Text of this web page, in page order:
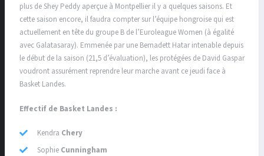
plus de Shey Peddy aperçue à Montpellier il y a quelques saisons. Et
cette saison encore, il faudra compter sur l’équipe hongroise qui est
actuellement en tête du groupe B de l’Euroleague Women (à égalité
avec Galatasaray). Emmenée par une Bernadett Hatar intenable depuis
le début de la saison (21,5 d’évaluation), les protégées de David Gaspar
voudront assurément reprendre leur marche avant ce jeudi face à
Basket Landes.
Effectif de Basket Landes :
Kendra Chery
Sophie Cunningham